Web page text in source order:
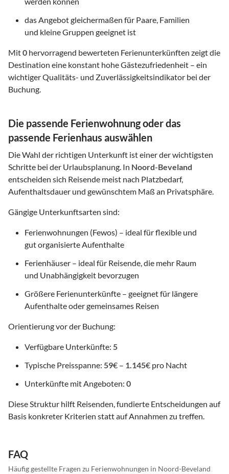
das Angebot gleichermaßen für Paare, Familien
und kleine Gruppen geeignet ist
Mit0 hervorragend bewerteten Ferienunterkünften zeigt die
Destination eine konstant hohe Gästezufriedenheit – ein
wichtiger Qualitäts- und Zuverlässigkeitsindikator bei der
Buchung.
Die passende Ferienwohnung oder das
passende Ferienhaus auswählen
Die Wahl der richtigen Unterkunft ist einer der wichtigsten
Schritte bei der Urlaubsplanung. In Noord-Beveland
entscheiden sich Reisende meist nach Platzbedarf,
Aufenthaltsdauer und gewünschtem Maß an Privatsphäre.
Gängige Unterkunftsarten sind:
Ferienwohnungen (Fewos) – ideal für flexible und
gut organisierte Aufenthalte
Ferienhäuser – ideal für Reisende, die mehr Raum
und Unabhängigkeit bevorzugen
Größere Ferienunterkünfte – geeignet für längere
Aufenthalte oder gemeinsames Reisen
Orientierung vor der Buchung:
Verfügbare Unterkünfte: 5
Typische Preisspanne: 59€ – 1.145€ pro Nacht
Unterkünfte mit Angeboten: 0
Diese Struktur hilft Reisenden, fundierte Entscheidungen auf
Basis konkreter Kriterien statt auf Annahmen zu treffen.
FAQ
Häufig gestellte Fragen zu Ferienwohnungen in Noord-Beveland